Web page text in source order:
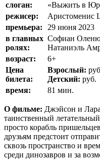
слоган:
«Выжить в
режисер:
Аристоменис
премьера:
29 июня 2023
в главных
ролях:
Софиан
Натаниэль
возраст:
6+
Цена
билета:
Взрослый:
Детский: руб.
время:
81 мин.
О фильме: Джэйсон и
таинственный
просто корабль
друзьям предстоит
сквозь пространство и
среди динозавров и за